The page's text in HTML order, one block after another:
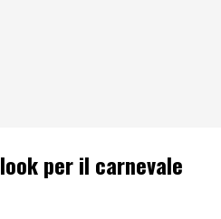
per il carnevale